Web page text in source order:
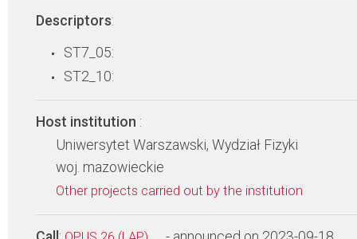
Descriptors:
ST7_05:
ST2_10:
Host institution :
Uniwersytet Warszawski, Wydział Fizyki
woj. mazowieckie
Other projects carried out by the institution